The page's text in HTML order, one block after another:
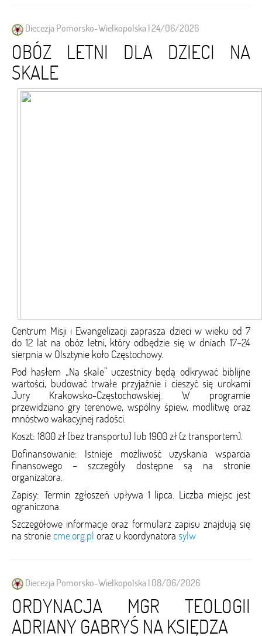
Diecezja Pomorsko-Wielkopolska | 24/06/2026
OBÓZ LETNI DLA DZIECI NA
SKALE
Centrum Misji i Ewangelizacji zaprasza dzieci w wieku od 7
do 12 lat na obóz letni, który odbędzie się w dniach 17–24
sierpnia w Olsztynie koło Częstochowy.
Pod hasłem „Na skale” uczestnicy będą odkrywać biblijne
wartości, budować trwałe przyjaźnie i cieszyć się urokami
Jury Krakowsko-Częstochowskiej. W programie
przewidziano gry terenowe, wspólny śpiew, modlitwę oraz
mnóstwo wakacyjnej radości.
Koszt: 1800 zł (bez transportu) lub 1900 zł (z transportem).
Dofinansowanie: Istnieje możliwość uzyskania wsparcia
finansowego – szczegóły dostępne są na stronie
organizatora.
Zapisy: Termin zgłoszeń upływa 1 lipca. Liczba miejsc jest
ograniczona.
Szczegółowe informacje oraz formularz zapisu znajdują się
na stroniecme.org.pl oraz u koordynatora sylw
Diecezja Pomorsko-Wielkopolska | 08/06/2026
ORDYNACJA MGR TEOLOGII
ADRIANY GABRYŚ NA KSIĘDZA